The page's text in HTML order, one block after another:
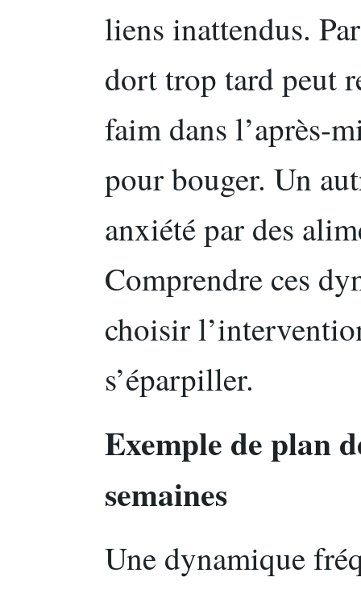
liens inattendus.
dort trop tard peut
faim dans l’après-
pour bouger. Un
anxiété par des
Comprendre ces
choisir
s’éparpiller.
Exemple de plan
semaines
Une dynamique